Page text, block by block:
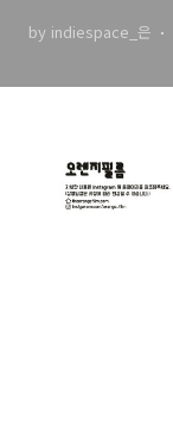
by indiespace_은